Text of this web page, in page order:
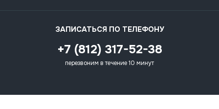
ЗАПИСАТЬСЯ ПО ТЕЛЕФОНУ
+7 (812) 317-52-38
перезвоним в течение 10 минут